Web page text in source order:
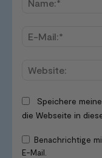
Speichere
die Webseite in
Benachrichtige
E-Mail.